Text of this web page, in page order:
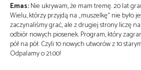
Emas:Nie ukrywam, że mam tremę. 20 lat
Wielu, którzy przyjdą na „muszelkę“ nie było
zaczynaliśmy grać, ale z drugiej strony liczę
odbiór nowych piosenek. Program, który
pół na pół. Czyli 10 nowych utworów z 10
Odpalamy o 21.00!